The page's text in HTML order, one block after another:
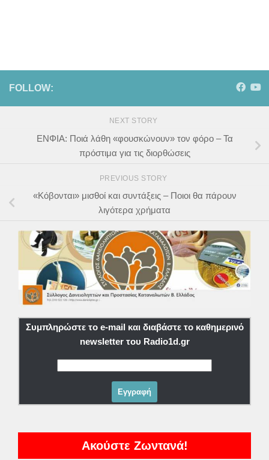
FOLLOW:
NEXT STORY
ΕΝΦΙΑ: Ποιά λάθη «φουσκώνουν» τον φόρο – Τα
πρόστιμα για τις διορθώσεις
PREVIOUS STORY
«Κόβονται» μισθοί και συντάξεις – Ποιοι θα πάρουν
λιγότερα χρήματα
Συμπληρώστε το e-mail και διαβάστε το καθημερινό
newsletter του Radio1d.gr
Ακούστε Ζωντανά!